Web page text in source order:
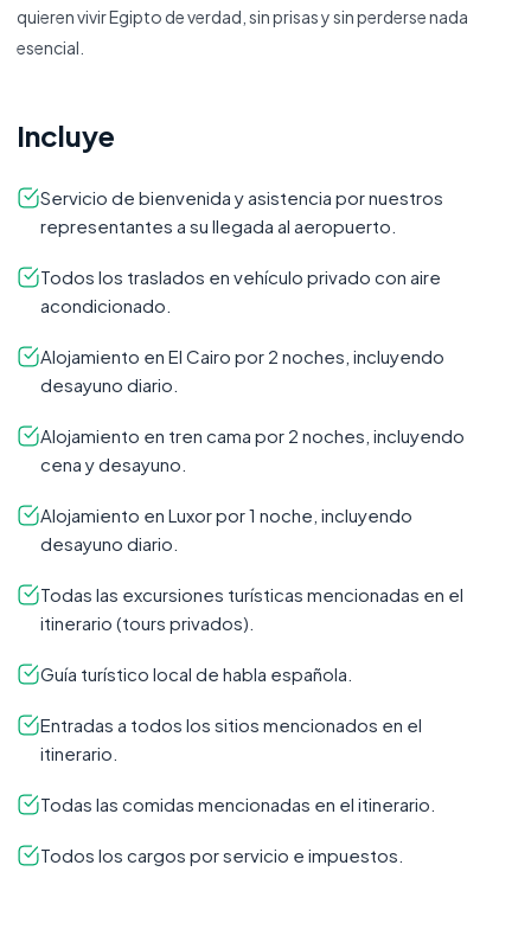
quieren vivir Egipto de verdad, sin prisas y sin perderse nada
esencial.
Incluye
Servicio de bienvenida y asistencia por nuestros
representantes a su llegada al aeropuerto.
Todos los traslados en vehículo privado con aire
acondicionado.
Alojamiento en El Cairo por 2 noches, incluyendo
desayuno diario.
Alojamiento en tren cama por 2 noches, incluyendo
cena y desayuno.
Alojamiento en Luxor por 1 noche, incluyendo
desayuno diario.
Todas las excursiones turísticas mencionadas en el
itinerario (tours privados).
Guía turístico local de habla española.
Entradas a todos los sitios mencionados en el
itinerario.
Todas las comidas mencionadas en el itinerario.
Todos los cargos por servicio e impuestos.